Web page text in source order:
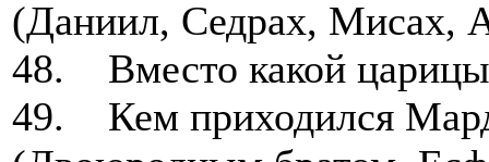
(Даниил, Седрах, Мисах,
48. Вместо какой
49. Кем приходился